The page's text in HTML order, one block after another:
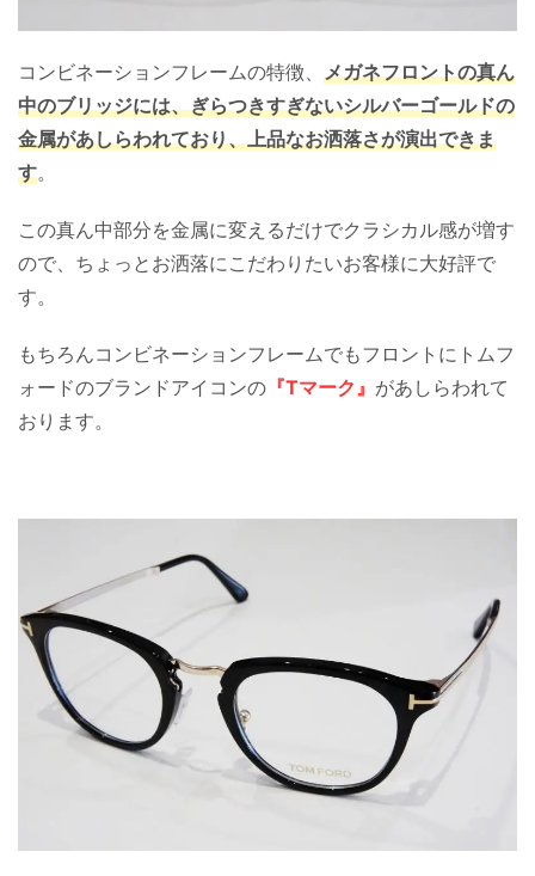
コンビネーションフレームの特徴、 メガネフロントの真ん
中のブリッジには、ぎらつきすぎないシルバーゴールドの
金属があしらわれており、上品なお洒落さが演出できま
す。
この真ん中部分を金属に変えるだけでクラシカル感が増す
ので、ちょっとお洒落にこだわりたいお客様に大好評で
す。
もちろんコンビネーションフレームでもフロントにトムフ
ォードのブランドアイコンの 『Tマーク』 があしらわれて
おります。